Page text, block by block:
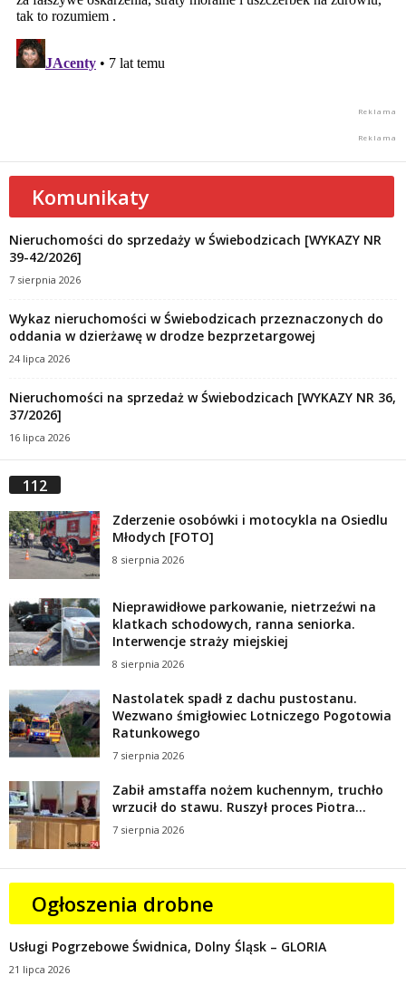
Komunikaty
Nieruchomości do sprzedaży w Świebodzicach [WYKAZY NR
39-42/2026]
7 sierpnia 2026
Wykaz nieruchomości w Świebodzicach przeznaczonych do
oddania w dzierżawę w drodze bezprzetargowej
24 lipca 2026
Nieruchomości na sprzedaż w Świebodzicach [WYKAZY NR 36,
37/2026]
16 lipca 2026
112
Zderzenie osobówki i motocykla na Osiedlu
Młodych [FOTO]
8 sierpnia 2026
Nieprawidłowe parkowanie, nietrzeźwi na
klatkach schodowych, ranna seniorka.
Interwencje straży miejskiej
8 sierpnia 2026
Nastolatek spadł z dachu pustostanu.
Wezwano śmigłowiec Lotniczego Pogotowia
Ratunkowego
7 sierpnia 2026
Zabił amstaffa nożem kuchennym, truchło
wrzucił do stawu. Ruszył proces Piotra...
7 sierpnia 2026
Ogłoszenia drobne
Usługi Pogrzebowe Świdnica, Dolny Śląsk – GLORIA
21 lipca 2026